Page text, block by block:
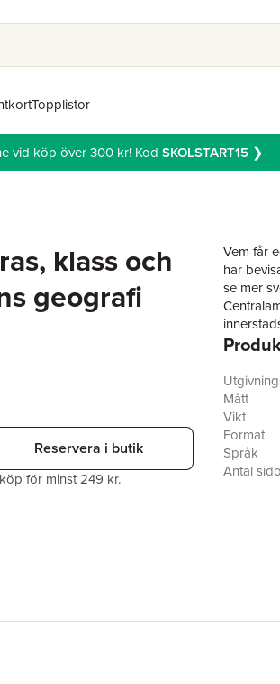
Topplistor
vid köp över 300 kr! Kod SKOLSTART15❯
klass och
geografi
Reservera i butik
för minst 249 kr.
Vem får
har
se mer
dem
Det är
svenska
Sverige
Mått
Vikt
Format
Språk
Antal